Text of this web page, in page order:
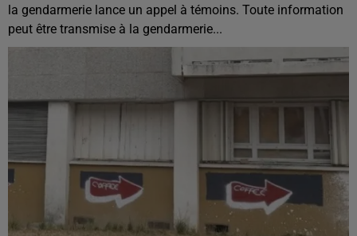
la gendarmerie lance un appel à témoins. Toute information
peut être transmise à la gendarmerie...